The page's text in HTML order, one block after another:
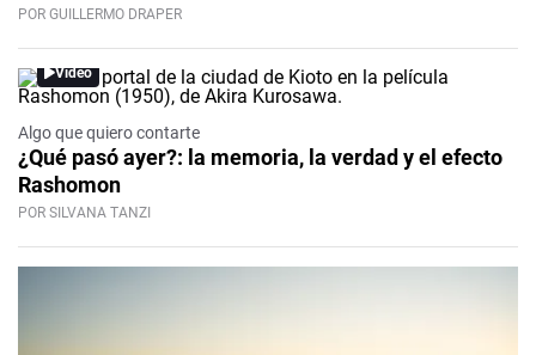
POR GUILLERMO DRAPER
Video
Algo que quiero contarte
¿Qué pasó ayer?: la memoria, la verdad y el efecto
Rashomon
POR SILVANA TANZI